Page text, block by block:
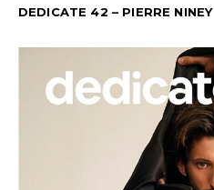
DEDICATE 42 – PIERRE NINEY